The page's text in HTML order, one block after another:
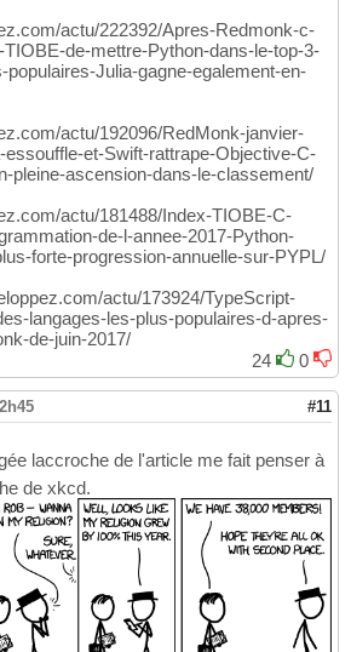
actu/222392/Apres-Redmonk-c-
de-mettre-Python-dans-le-top-3-
Julia-gagne-egalement-en-
actu/192096/RedMonk-janvier-
essouffle-et-Swift-rattrape-Objective-C-
pleine-ascension-dans-le-classement/
actu/181488/Index-TIOBE-C-
de-l-annee-2017-Python-
forte-progression-annuelle-sur-PYPL/
actu/173924/TypeScript-
langages-les-plus-populaires-d-apres-
de-juin-2017/
24
0
#11
laccroche de l'article me fait penser à
de xkcd.